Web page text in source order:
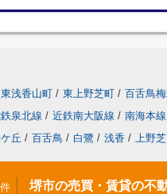
東浅香山町 / 東上野芝町 / 百舌鳥
泉北線 / 近鉄南大阪線 / 南海本線
丘 / 百舌鳥 / 白鷺 / 浅香 / 上野芝
堺市の売買・賃貸の不